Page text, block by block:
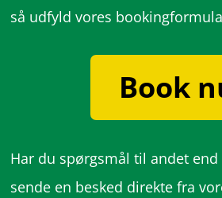
så udfyld vores
Book
Har du spørgsmål til andet end
sende en besked direkte fra